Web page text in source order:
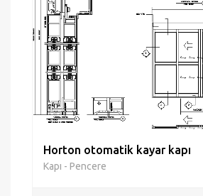
Horton otomatik kayar kapı
Kapı - Pencere